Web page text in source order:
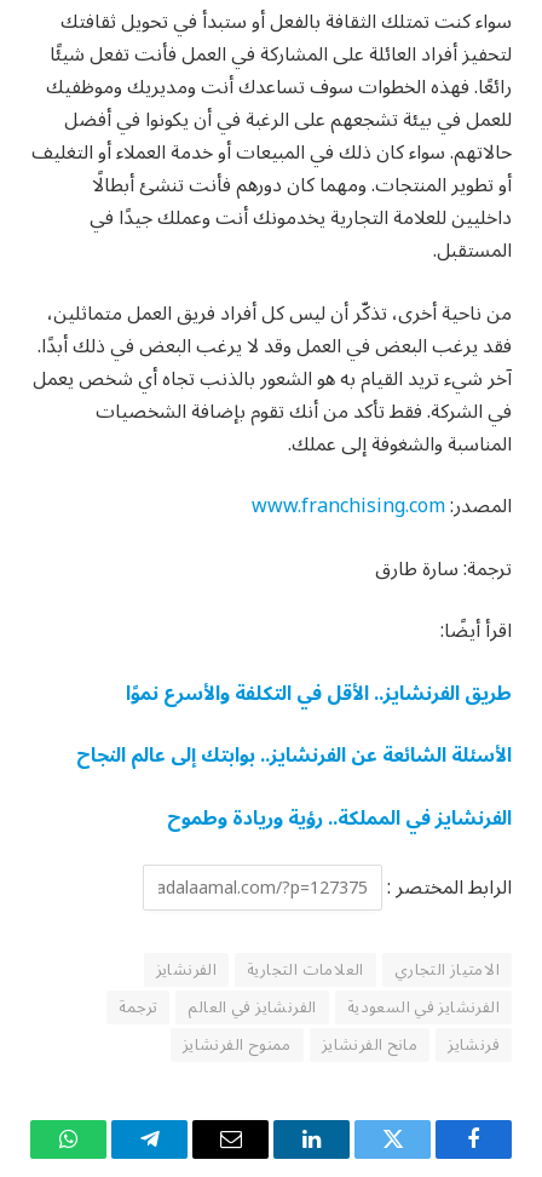
سواء كنت تمتلك الثقافة بالفعل أو ستبدأ في تحويل ثقافتك
لتحفيز أفراد العائلة على المشاركة في العمل فأنت تفعل شيئًا
رائعًا. فهذه الخطوات سوف تساعدك أنت ومديريك وموظفيك
للعمل في بيئة تشجعهم على الرغبة في أن يكونوا في أفضل
حالاتهم. سواء كان ذلك في المبيعات أو خدمة العملاء أو التغليف
أو تطوير المنتجات. ومهما كان دورهم فأنت تنشئ أبطالًا
داخليين للعلامة التجارية يخدمونك أنت وعملك جيدًا في
المستقبل.
من ناحية أخرى، تذكّر أن ليس كل أفراد فريق العمل متماثلين،
فقد يرغب البعض في العمل وقد لا يرغب البعض في ذلك أبدًا.
آخر شيء تريد القيام به هو الشعور بالذنب تجاه أي شخص يعمل
في الشركة. فقط تأكد من أنك تقوم بإضافة الشخصيات
المناسبة والشغوفة إلى عملك.
المصدر:www.franchising.com
ترجمة: سارة طارق
اقرأ أيضًا:
طريق الفرنشايز.. الأقل في التكلفة والأسرع نموًا
الأسئلة الشائعة عن الفرنشايز.. بوابتك إلى عالم النجاح
الفرنشايز في المملكة.. رؤية وريادة وطموح
الرابط المختصر :
الامتياز التجاري العلامات التجارية
الفرنشايز
الفرنشايز في السعودية
الفرنشايز في العالم
ترجمة
فرنشايز
مانح الفرنشايز ممنوح الفرنشايز
فيسبوك تويتر لينكدإن البريد تيلقرام واتساب